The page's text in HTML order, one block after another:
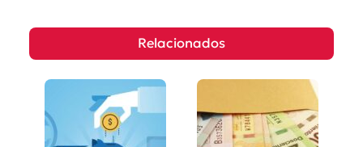
Relacionados